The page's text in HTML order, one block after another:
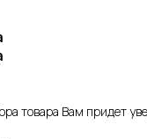
товара Вам придет